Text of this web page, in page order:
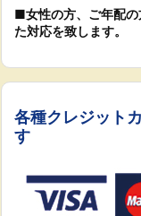
■女性の方、ご年配の
た対応を致します。
各種クレジット
す